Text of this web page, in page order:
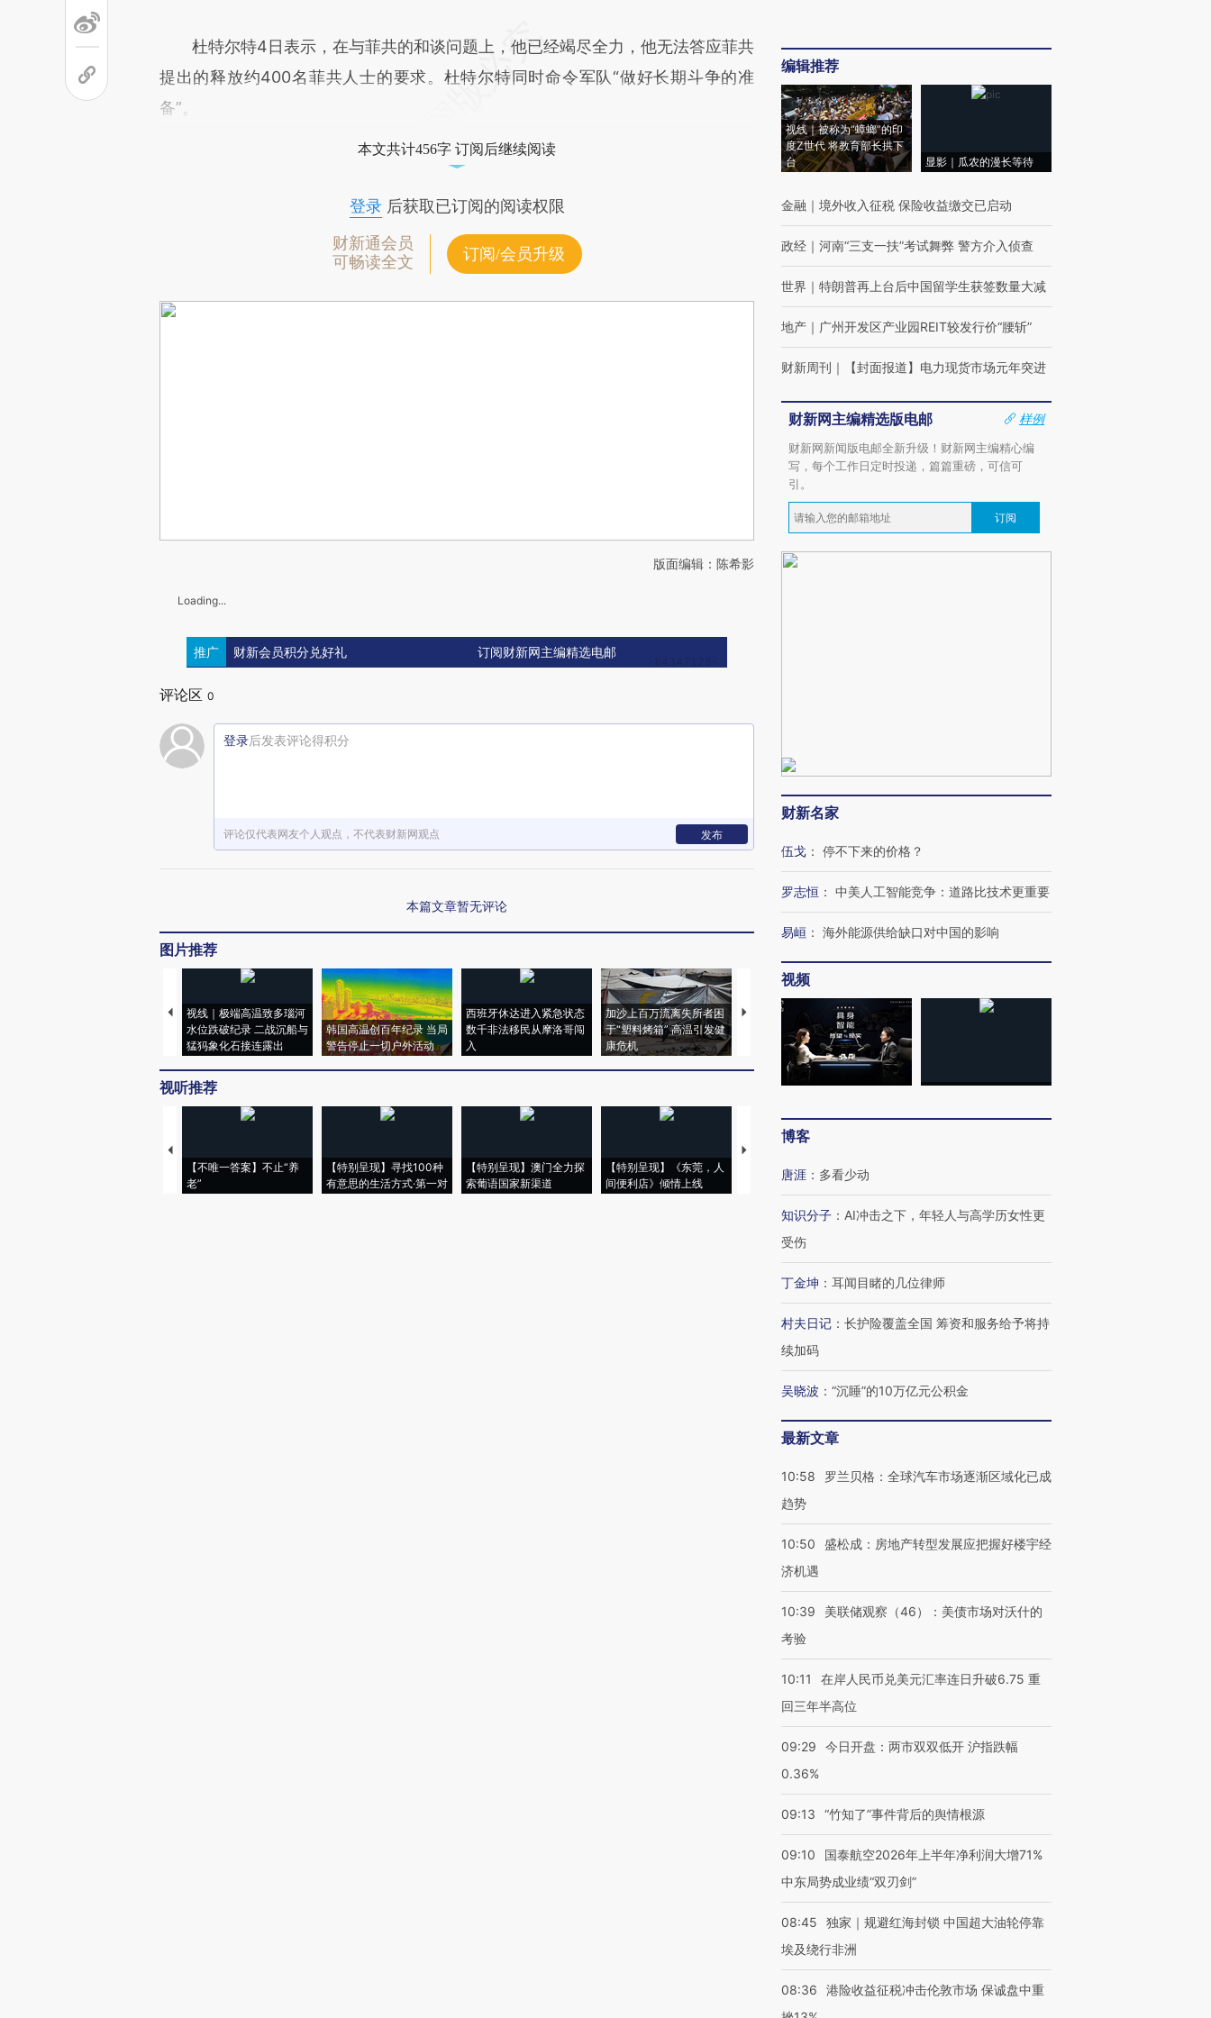
杜特尔特4日表示，在与菲共的和谈问题上，他已经竭尽全力，他无法答应菲共
提出的释放约400名菲共人士的要求。杜特尔特同时命令军队“做好长期斗争的准
备”。
本文共计456字 订阅后继续阅读
登录后获取已订阅的阅读权限
财新通会员
可畅读全文
订阅/会员升级
版面编辑：陈希影
Loading...
推广 财新会员积分兑好礼 订阅财新网主编精选电邮
评论区 0
登录后发表评论得积分
评论仅代表网友个人观点，不代表财新网观点 发布
本篇文章暂无评论
图片推荐
视线｜极端高温致多瑙河
水位跌破纪录 二战沉船与
猛犸象化石接连露出
韩国高温创百年纪录 当局
警告停止一切户外活动
西班牙休达进入紧急状态
数千非法移民从摩洛哥闯
入
加沙上百万流离失所者困
于“塑料烤箱” 高温引发健
康危机
马航飞行员跨国走私7万
粒摇头丸 尿检体内含3种
泽连斯基密集出访美英 索
要防空导弹“救急”
视听推荐
【不唯一答案】不止“养
老”
【特别呈现】寻找100种
有意思的生活方式·第一对
【特别呈现】澳门全力探
索葡语国家新渠道
【特别呈现】《东莞，人
间便利店》倾情上线
【推广】走进第四届链博
会，让数智科技“链”接产
编辑推荐
视线｜被称为“蟑螂”的印
度Z世代 将教育部长拱下
台
显影｜瓜农的漫长等待
金融 ｜ 境外收入征税 保险收益缴交已启动
政经 ｜ 河南“三支一扶”考试舞弊 警方介入侦查
世界 ｜ 特朗普再上台后中国留学生获签数量大减
地产 ｜ 广州开发区产业园REIT较发行价“腰斩”
财新周刊 ｜ 【封面报道】电力现货市场元年突进
财新网主编精选版电邮
样例
财新网新闻版电邮全新升级！财新网主编精心编
写，每个工作日定时投递，篇篇重磅，可信可
引。
订阅
财新名家
伍戈 ： 停不下来的价格？
罗志恒 ： 中美人工智能竞争：道路比技术更重要
易峘 ： 海外能源供给缺口对中国的影响
视频
博客
唐涯 ： 多看少动
知识分子 ： AI冲击之下，年轻人与高学历女性更
受伤
丁金坤 ： 耳闻目睹的几位律师
村夫日记 ： 长护险覆盖全国 筹资和服务给予将持
续加码
吴晓波 ： “沉睡”的10万亿元公积金
最新文章
10:58
罗兰贝格：全球汽车市场逐渐区域化已成
趋势
10:50
盛松成：房地产转型发展应把握好楼宇经
济机遇
10:39
美联储观察（46）：美债市场对沃什的
考验
10:11
在岸人民币兑美元汇率连日升破6.75 重
回三年半高位
09:29
今日开盘：两市双双低开 沪指跌幅
0.36%
09:13 “竹知了”事件背后的舆情根源
09:10
国泰航空2026年上半年净利润大增71%
中东局势成业绩“双刃剑”
08:45
独家｜规避红海封锁 中国超大油轮停靠
埃及绕行非洲
08:36
港险收益征税冲击伦敦市场 保诚盘中重